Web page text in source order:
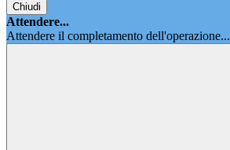
Chiudi
Attendere...
Attendere il completamento dell'operazione...